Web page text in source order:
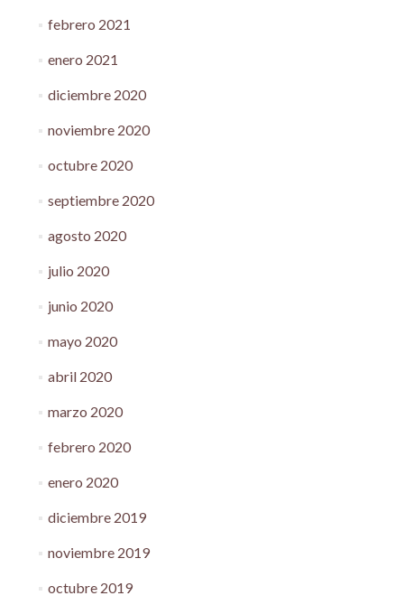
febrero 2021
enero 2021
diciembre 2020
noviembre 2020
octubre 2020
septiembre 2020
agosto 2020
julio 2020
junio 2020
mayo 2020
abril 2020
marzo 2020
febrero 2020
enero 2020
diciembre 2019
noviembre 2019
octubre 2019